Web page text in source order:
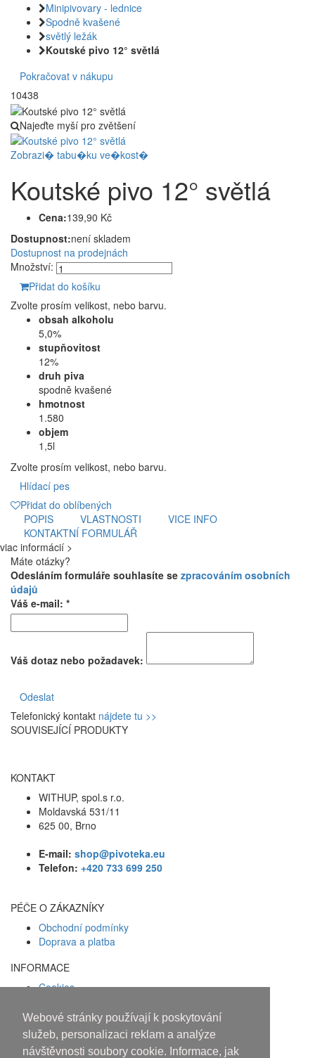
Webové stránky používají k poskytování
služeb, personalizaci reklam a analýze
návštěvnosti soubory cookie. Informace, jak
Minipivovary - lednice
Spodně kvašené
světlý ležák
Koutské pivo 12° světlá
Pokračovat v nákupu
10438
Najeďte myší pro zvětšení
Zobrazi� tabu�ku ve�kost�
Koutské pivo 12° světlá
Cena:139,90 Kč
Dostupnost:není skladem
Dostupnost na prodejnách
Množství:
Přidat do košíku
Zvolte prosím velikost, nebo barvu.
obsah alkoholu
5,0%
stupňovitost
12%
druh piva
spodně kvašené
hmotnost
1.580
objem
1,5l
Zvolte prosím velikost, nebo barvu.
Hlídací pes
Přidat do oblíbených
POPIS
VLASTNOSTI
VICE INFO
KONTAKTNÍ FORMULÁŘ
viac informácií >
Máte otázky?
Odesláním formuláře souhlasíte se zpracováním osobních
údajů
Váš e-mail: *
Váš dotaz nebo požadavek:
Odeslat
Telefonický kontakt nájdete tu >>
SOUVISEJÍCÍ PRODUKTY
KONTAKT
WITHUP, spol.s r.o.
Moldavská 531/11
625 00, Brno
E-mail: shop@pivoteka.eu
Telefon: +420 733 699 250
PÉČE O ZÁKAZNÍKY
Obchodní podmínky
Doprava a platba
INFORMACE
Cookies
Facebook